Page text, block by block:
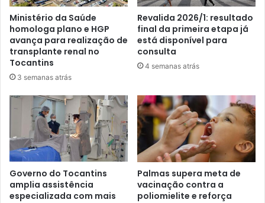
Ministério da Saúde
homologa plano e HGP
avança para realização de
transplante renal no
Tocantins
3 semanas atrás
Revalida 2026/1: resultado
final da primeira etapa já
está disponível para
consulta
4 semanas atrás
Governo do Tocantins
amplia assistência
especializada com mais
Palmas supera meta de
vacinação contra a
poliomielite e reforça